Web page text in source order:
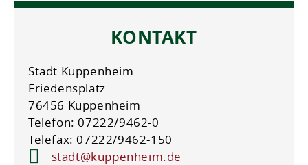
KONTAKT
Stadt Kuppenheim
Friedensplatz
76456 Kuppenheim
Telefon: 07222/9462-0
Telefax: 07222/9462-150
stadt@kuppenheim.de